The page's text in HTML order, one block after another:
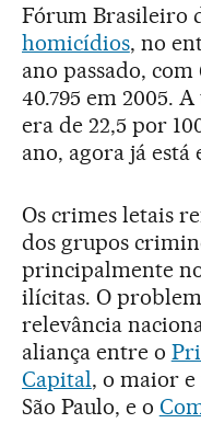
Fórum Brasileiro
homicídios, no
ano passado,
40.795 em 2005.
era de 22,5 por
ano, agora já está
Os crimes letais
dos grupos
principalmente
ilícitas. O
relevância
aliança entre o
Capital, o maior
São Paulo, e o